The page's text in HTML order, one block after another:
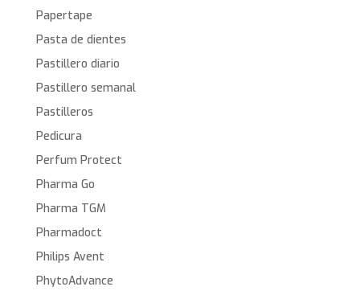
Papertape
Pasta de dientes
Pastillero diario
Pastillero semanal
Pastilleros
Pedicura
Perfum Protect
Pharma Go
Pharma TGM
Pharmadoct
Philips Avent
PhytoAdvance